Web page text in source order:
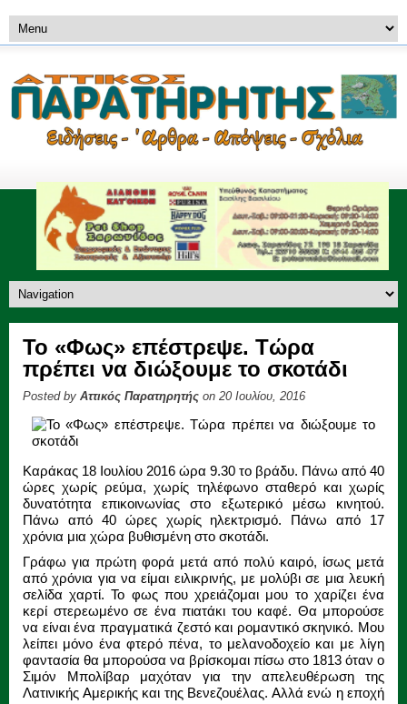
Το «Φως» επέστρεψε. Τώρα
πρέπει να διώξουμε το σκοτάδι
Posted by Αττικός Παρατηρητής on 20 Ιουλίου, 2016
Καράκας 18 Ιουλίου 2016 ώρα 9.30 το βράδυ. Πάνω από 40
ώρες χωρίς ρεύμα, χωρίς τηλέφωνο σταθερό και χωρίς
δυνατότητα επικοινωνίας στο εξωτερικό μέσω κινητού.
Πάνω από 40 ώρες χωρίς ηλεκτρισμό. Πάνω από 17
χρόνια μια χώρα βυθισμένη στο σκοτάδι.
Γράφω για πρώτη φορά μετά από πολύ καιρό, ίσως μετά
από χρόνια για να είμαι ειλικρινής, με μολύβι σε μια λευκή
σελίδα χαρτί. Το φως που χρειάζομαι μου το χαρίζει ένα
κερί στερεωμένο σε ένα πιατάκι του καφέ. Θα μπορούσε
να είναι ένα πραγματικά ζεστό και ρομαντικό σκηνικό. Μου
λείπει μόνο ένα φτερό πένα, το μελανοδοχείο και με λίγη
φαντασία θα μπορούσα να βρίσκομαι πίσω στο 1813 όταν ο
Σιμόν Μπολίβαρ μαχόταν για την απελευθέρωση της
Λατινικής Αμερικής και της Βενεζουέλας. Αλλά ενώ η εποχή